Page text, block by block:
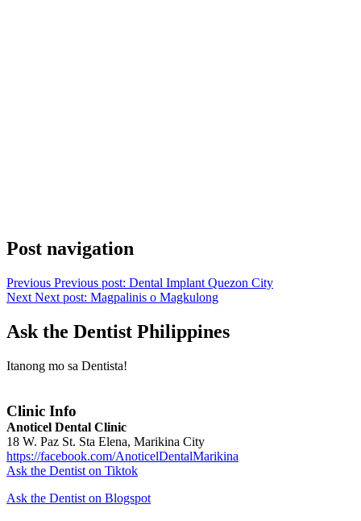
Post navigation
Previous Previous post: Dental Implant Quezon City
Next Next post: Magpalinis o Magkulong
Ask the Dentist Philippines
Itanong mo sa Dentista!
Clinic Info
Anoticel Dental Clinic
18 W. Paz St. Sta Elena, Marikina City
https://facebook.com/AnoticelDentalMarikina
Ask the Dentist on Tiktok
Ask the Dentist on Blogspot